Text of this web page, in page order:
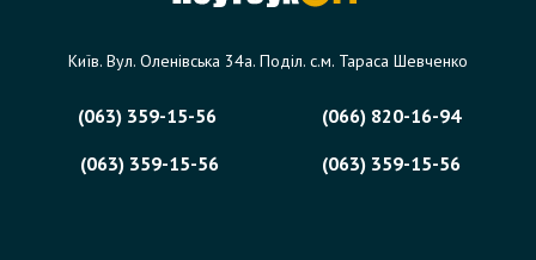
1 935 грн.
Нет в наличии
Київ. Вул. Оленівська 34а. Поділ. с.м. Тараса Шевченко
(063) 359-15-56
(066) 820-16-94
(063) 359-15-56
(063) 359-15-56